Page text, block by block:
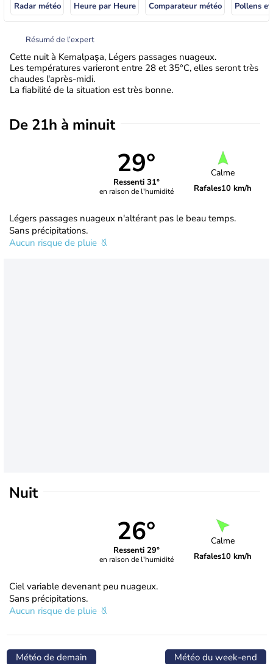
Radar météo Heure par Heure Comparateur météo Pollens
Résumé de l’expert
Cette nuit à Kemalpaşa, Légers passages nuageux.
Les températures varieront entre 28 et 35°C, elles seront très
chaudes l'après-midi.
La fiabilité de la situation est très bonne.
De 21h à minuit
29°
Ressenti 31°
en raison de l'humidité
Calme
Rafales10 km/h
Légers passages nuageux n'altérant pas le beau temps.
Sans précipitations.
Aucun risque de pluie
Nuit
26°
Ressenti 29°
en raison de l'humidité
Calme
Rafales10 km/h
Ciel variable devenant peu nuageux.
Sans précipitations.
Aucun risque de pluie
Météo de demain Météo du week-end